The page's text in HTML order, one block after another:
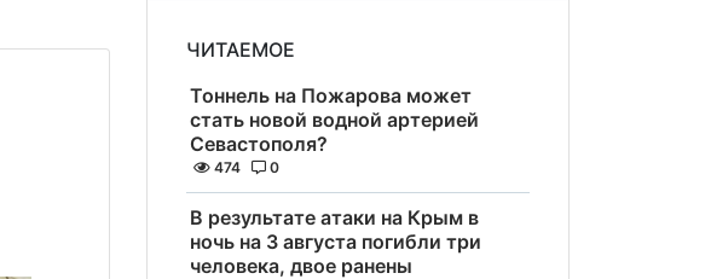
ЧИТАЕМОЕ
Тоннель на Пожарова может
стать новой водной артерией
Севастополя?
474 0
В результате атаки на Крым в
ночь на 3 августа погибли три
человека, двое ранены